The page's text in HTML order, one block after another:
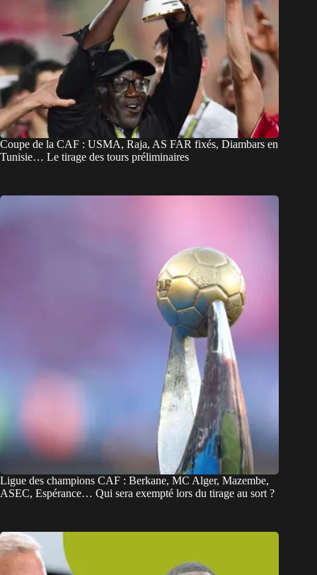
Coupe de la CAF : USMA, Raja, AS FAR fixés, Diambars en
Tunisie… Le tirage des tours préliminaires
Ligue des champions CAF : Berkane, MC Alger, Mazembe,
ASEC, Espérance… Qui sera exempté lors du tirage au sort ?